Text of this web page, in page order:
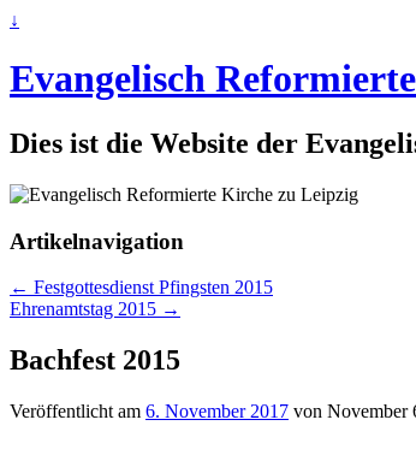
↓
Evangelisch
Dies ist die Website der
Artikelnavigation
← Festgottesdienst Pfingsten 2015
Ehrenamtstag 2015 →
Bachfest 2015
Veröffentlicht am 6. November 2017 von November